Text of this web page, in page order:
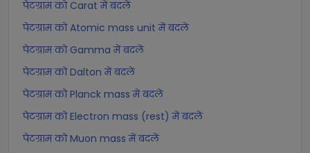
पेटग्राम को Carat में बदलें
पेटग्राम को Atomic mass unit में बदलें
पेटग्राम को Gamma में बदलें
पेटग्राम को Dalton में बदलें
पेटग्राम को Planck mass में बदलें
पेटग्राम को Electron mass (rest) में बदलें
पेटग्राम को Muon mass में बदलें